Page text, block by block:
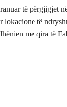
të përgjigjet
lokacione të
me qira të